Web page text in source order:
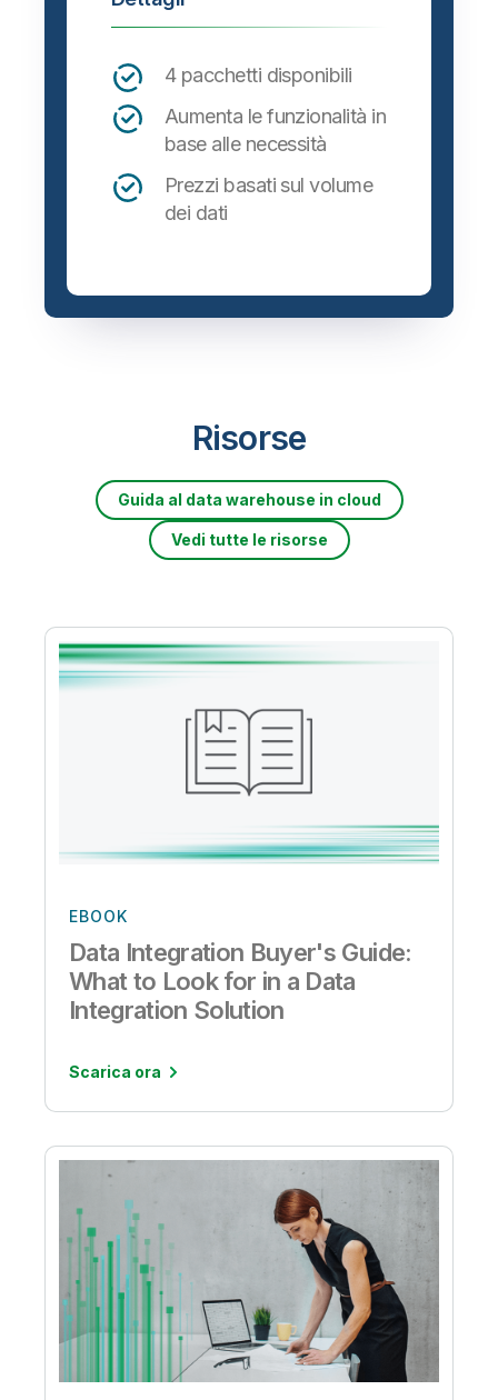
4 pacchetti disponibili
Aumenta le funzionalità in
base alle necessità
Prezzi basati sul volume
dei dati
Risorse
Guida al data warehouse in cloud
Vedi tutte le risorse
EBOOK
Data Integration Buyer's Guide:
What to Look for in a Data
Integration Solution
Scarica ora